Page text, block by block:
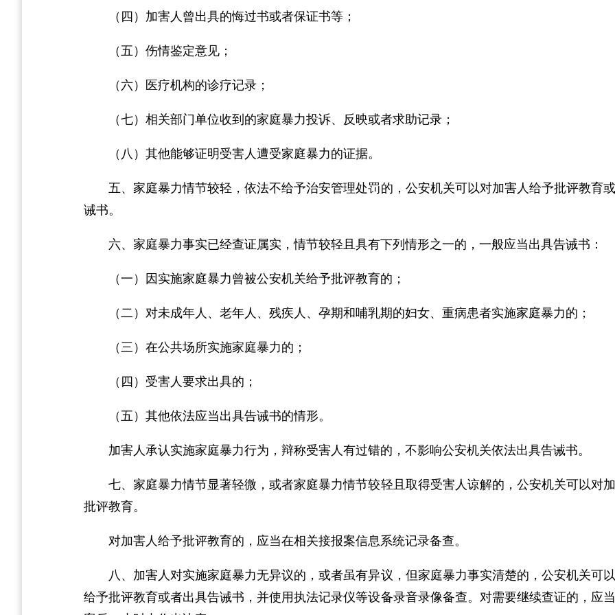
（四）加害人曾出具的悔过书或者保证书等；
（五）伤情鉴定意见；
（六）医疗机构的诊疗记录；
（七）相关部门单位收到的家庭暴力投诉、反映或者求助记录；
（八）其他能够证明受害人遭受家庭暴力的证据。
五、家庭暴力情节较轻，依法不给予治安管理处罚的，公安机关可以对加害人给予批评教育
诫书。
六、家庭暴力事实已经查证属实，情节较轻且具有下列情形之一的，一般应当出具告诫书：
（一）因实施家庭暴力曾被公安机关给予批评教育的；
（二）对未成年人、老年人、残疾人、孕期和哺乳期的妇女、重病患者实施家庭暴力的；
（三）在公共场所实施家庭暴力的；
（四）受害人要求出具的；
（五）其他依法应当出具告诫书的情形。
加害人承认实施家庭暴力行为，辩称受害人有过错的，不影响公安机关依法出具告诫书。
七、家庭暴力情节显著轻微，或者家庭暴力情节较轻且取得受害人谅解的，公安机关可以对
批评教育。
对加害人给予批评教育的，应当在相关接报案信息系统记录备查。
八、加害人对实施家庭暴力无异议的，或者虽有异议，但家庭暴力事实清楚的，公安机关可
给予批评教育或者出具告诫书，并使用执法记录仪等设备录音录像备查。对需要继续查证的，应